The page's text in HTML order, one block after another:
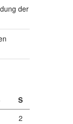
der
S
2